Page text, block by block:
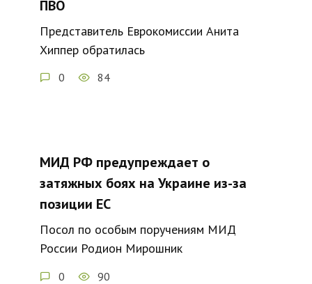
ПВО
Представитель Еврокомиссии Анита
Хиппер обратилась
0 84
МИД РФ предупреждает о
затяжных боях на Украине из-за
позиции ЕС
Посол по особым поручениям МИД
России Родион Мирошник
0 90